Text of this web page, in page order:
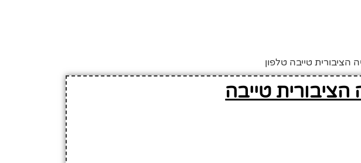
טייבה טלפון
טייבה